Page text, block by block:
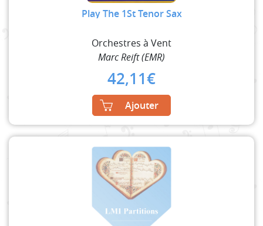
Play The 1St Tenor Sax
Orchestres à Vent
Marc Reift (EMR)
42,11€
Ajouter